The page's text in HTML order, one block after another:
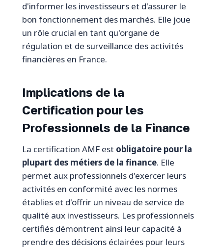
d'informer les investisseurs et d'assurer le
bon fonctionnement des marchés. Elle joue
un rôle crucial en tant qu'organe de
régulation et de surveillance des activités
financières en France.
Implications de la
Certification pour les
Professionnels de la Finance
La certification AMF est obligatoire pour la
plupart des métiers de la finance. Elle
permet aux professionnels d'exercer leurs
activités en conformité avec les normes
établies et d'offrir un niveau de service de
qualité aux investisseurs. Les professionnels
certifiés démontrent ainsi leur capacité à
prendre des décisions éclairées pour leurs